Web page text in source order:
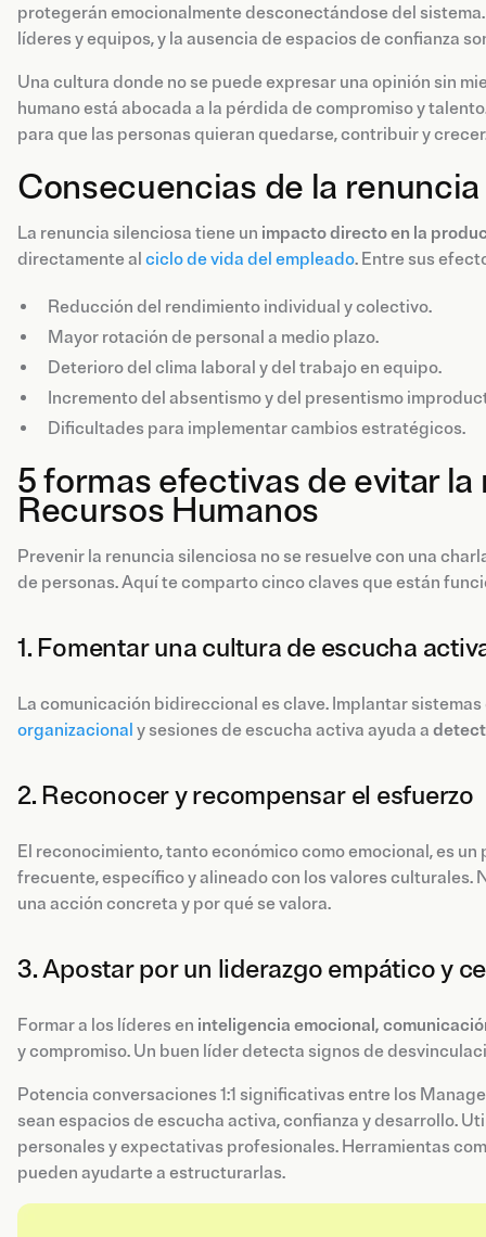
protegerán emocionalmente desconectándose del
líderes y equipos, y la ausencia de espacios de confianza
Una cultura donde no se puede expresar una opinión sin
humano está abocada a la pérdida de compromiso y
para que las personas quieran quedarse, contribuir y
Consecuencias de la
La renuncia silenciosa tiene un impacto directo en la
directamente al ciclo de vida del empleado. Entre sus
Reducción del rendimiento individual y colectivo.
Mayor rotación de personal a medio plazo.
Deterioro del clima laboral y del trabajo en equipo.
Incremento del absentismo y del presentismo
Dificultades para implementar cambios estratégicos.
5 formas efectivas de evitar
Recursos Humanos
Prevenir la renuncia silenciosa no se resuelve con una
de personas. Aquí te comparto cinco claves que están
1. Fomentar una cultura de escucha
La comunicación bidireccional es clave. Implantar
organizacional y sesiones de escucha activa ayuda a
2. Reconocer y recompensar el esfuerzo
El reconocimiento, tanto económico como emocional, es
frecuente, específico y alineado con los valores
una acción concreta y por qué se valora.
3. Apostar por un liderazgo empático y
Formar a los líderes en inteligencia emocional,
y compromiso. Un buen líder detecta signos de
Potencia conversaciones 1:1 significativas entre los
sean espacios de escucha activa, confianza y desarrollo.
personales y expectativas profesionales. Herramientas
pueden ayudarte a estructurarlas.